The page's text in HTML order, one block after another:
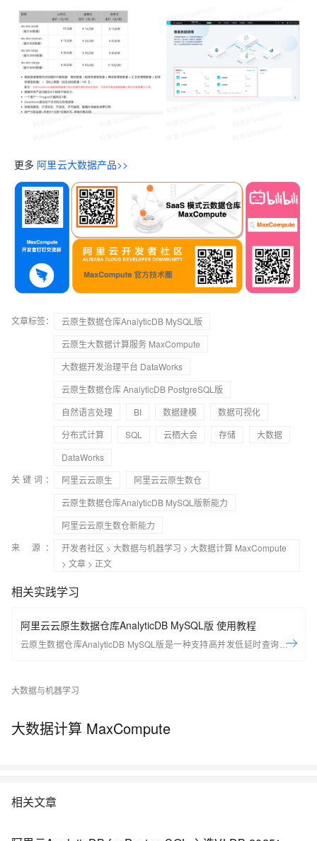
更多 阿里云大数据产品>>
文章标签：
云原生数据仓库AnalyticDB MySQL版
云原生大数据计算服务 MaxCompute
大数据开发治理平台 DataWorks
云原生数据仓库 AnalyticDB PostgreSQL版
自然语言处理
BI 数据建模
数据可视化
分布式计算
SQL 云栖大会 存储
大数据
DataWorks
关键词：
阿里云云原生
阿里云云原生数仓
云原生数据仓库AnalyticDB MySQL版新能力
阿里云云原生数仓新能力
来 源：
开发者社区 > 大数据与机器学习 > 大数据计算 MaxCompute
> 文章 > 正文
相关实践学习
阿里云云原生数据仓库AnalyticDB MySQL版 使用教程
云原生数据仓库AnalyticDB MySQL版是一种支持高并发低延时查询的新
快速构建企业云上数据仓库。 了解产品
大数据与机器学习
大数据计算 MaxCompute
相关文章